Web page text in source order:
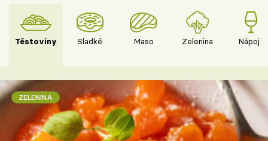
Těstoviny Sladké Maso Zelenina Nápoje
ZELENINA